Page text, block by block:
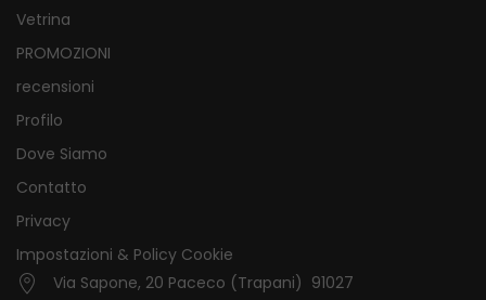
Vetrina
PROMOZIONI
recensioni
Profilo
Dove Siamo
Contatto
Privacy
Impostazioni & Policy Cookie
Via Sapone, 20 Paceco (Trapani) 91027